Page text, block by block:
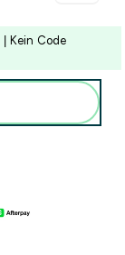
| Kein Code